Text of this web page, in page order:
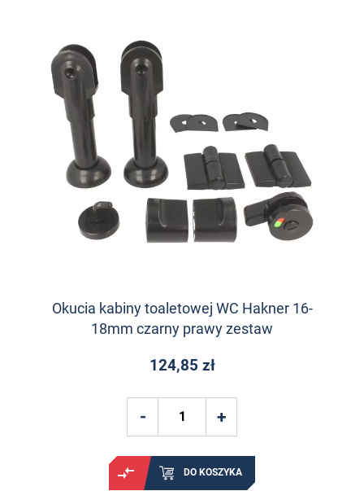
Okucia kabiny toaletowej WC Hakner 16-
18mm czarny prawy zestaw
124,85 zł
DO KOSZYKA